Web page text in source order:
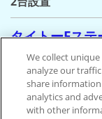
タイトーFス
愛媛県 今治市
2台設置
アミューズメ
We collect
analyze our
share
analytics and
with other